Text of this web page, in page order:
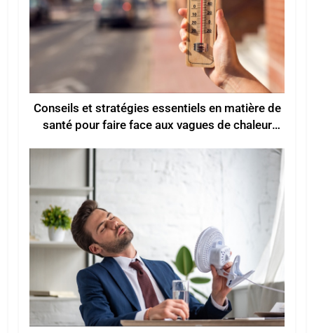
Conseils et stratégies essentiels en matière de
santé pour faire face aux vagues de chaleur